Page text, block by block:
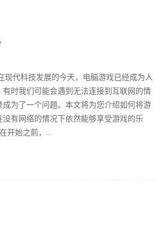
现代科技发展的今天，电脑游戏已经成为人
时我们可能会遇到无法连接到互联网的情
为了一个问题。本文将为您介绍如何将游
有网络的情况下依然能够享受游戏的乐
开始之前，...